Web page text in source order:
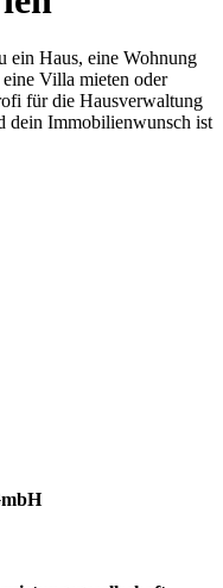
ein Haus, eine Wohnung
Villa mieten oder
für die Hausverwaltung
dein Immobilienwunsch ist